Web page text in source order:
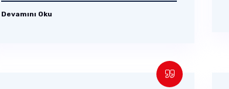
Devamını Oku